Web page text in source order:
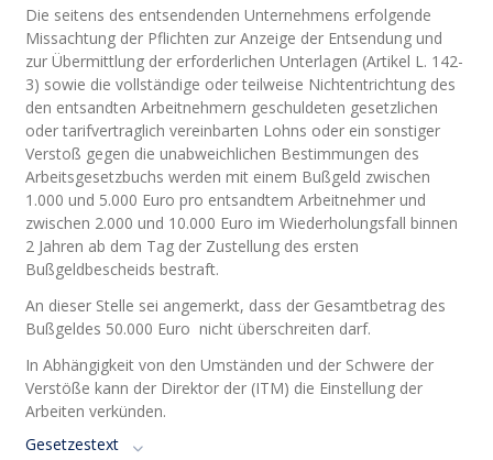
Die seitens des entsendenden Unternehmens erfolgende
Missachtung der Pflichten zur Anzeige der Entsendung und
zur Übermittlung der erforderlichen Unterlagen (Artikel L. 142-
3) sowie die vollständige oder teilweise Nichtentrichtung des
den entsandten Arbeitnehmern geschuldeten gesetzlichen
oder tarifvertraglich vereinbarten Lohns oder ein sonstiger
Verstoß gegen die unabweichlichen Bestimmungen des
Arbeitsgesetzbuchs werden mit einem Bußgeld zwischen
1.000 und 5.000 Euro pro entsandtem Arbeitnehmer und
zwischen 2.000 und 10.000 Euro im Wiederholungsfall binnen
2 Jahren ab dem Tag der Zustellung des ersten
Bußgeldbescheids bestraft.
An dieser Stelle sei angemerkt, dass der Gesamtbetrag des
Bußgeldes 50.000 Euro nicht überschreiten darf.
In Abhängigkeit von den Umständen und der Schwere der
Verstöße kann der Direktor der (ITM) die Einstellung der
Arbeiten verkünden.
Gesetzestext